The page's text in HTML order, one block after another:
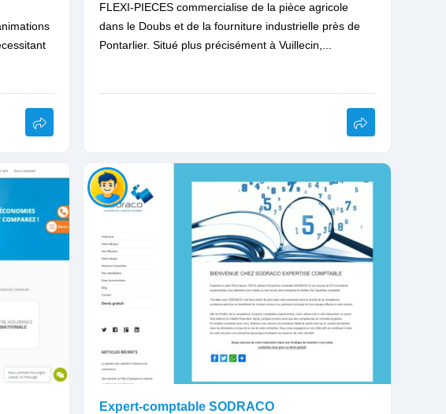
FLEXI-PIECES commercialise de la pièce agricole
dans le Doubs et de la fourniture industrielle près de
Pontarlier. Situé plus précisément à Vuillecin,...
Expert-comptable SODRACO